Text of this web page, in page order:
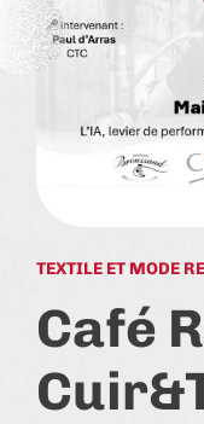
TEXTILE ET MODE
Café